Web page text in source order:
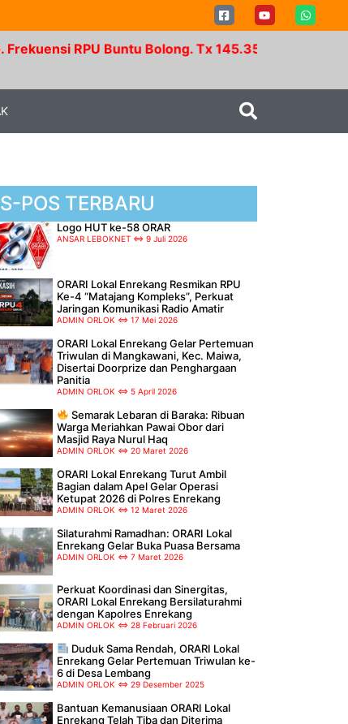
RPU Buntu Bolong. Tx 145.350 Mhz - Rx
POS TERBARU
Logo HUT ke-58 ORAR
ANSAR LEBOKNET 9 Juli 2026
ORARI Lokal Enrekang Resmikan RPU
Ke-4 “Matajang Kompleks”, Perkuat
Jaringan Komunikasi Radio Amatir
ADMIN ORLOK 17 Mei 2026
ORARI Lokal Enrekang Gelar Pertemuan
Triwulan di Mangkawani, Kec. Maiwa,
Disertai Doorprize dan Penghargaan
Panitia
ADMIN ORLOK 5 April 2026
Semarak Lebaran di Baraka: Ribuan
Warga Meriahkan Pawai Obor dari
Masjid Raya Nurul Haq
ADMIN ORLOK 20 Maret 2026
ORARI Lokal Enrekang Turut Ambil
Bagian dalam Apel Gelar Operasi
Ketupat 2026 di Polres Enrekang
ADMIN ORLOK 12 Maret 2026
Silaturahmi Ramadhan: ORARI Lokal
Enrekang Gelar Buka Puasa Bersama
ADMIN ORLOK 7 Maret 2026
Perkuat Koordinasi dan Sinergitas,
ORARI Lokal Enrekang Bersilaturahmi
dengan Kapolres Enrekang
ADMIN ORLOK 28 Februari 2026
Duduk Sama Rendah, ORARI Lokal
Enrekang Gelar Pertemuan Triwulan ke-
6 di Desa Lembang
ADMIN ORLOK 29 Desember 2025
Bantuan Kemanusiaan ORARI Lokal
Enrekang Telah Tiba dan Diterima